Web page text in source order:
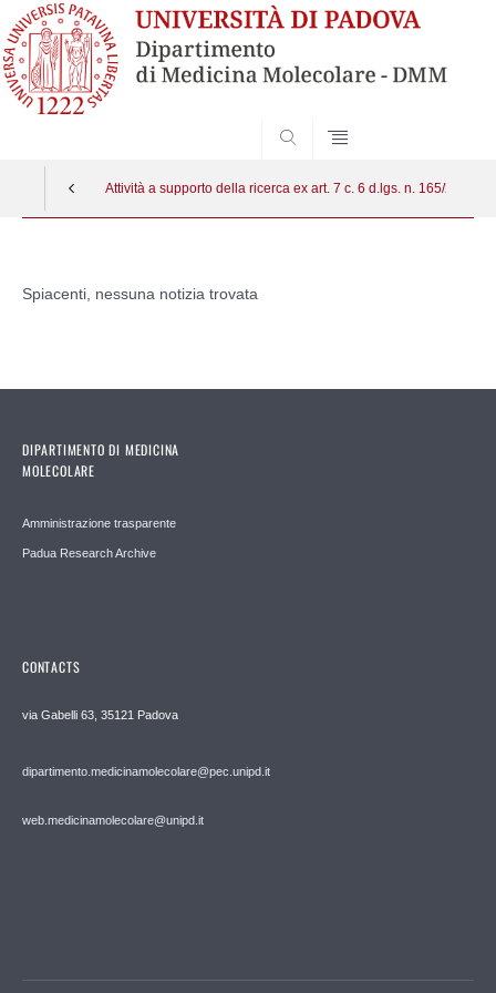
Attività a supporto della ricerca ex art. 7 c. 6 d.lgs. n. 165/2001
contenuto
Spiacenti, nessuna notizia trovata
DIPARTIMENTO DI MEDICINA
MOLECOLARE
Amministrazione trasparente
Padua Research Archive
CONTACTS
via Gabelli 63, 35121 Padova
dipartimento.medicinamolecolare@pec.unipd.it
web.medicinamolecolare@unipd.it